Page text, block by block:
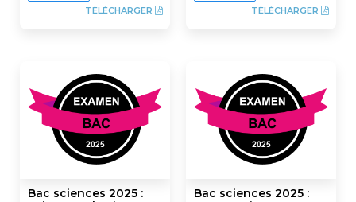
TÉLÉCHARGER TÉLÉCHARGER
Bac sciences 2025 :
Bac sciences 2025 :